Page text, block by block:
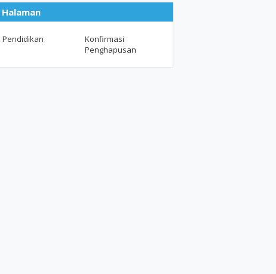
Halaman
Pendidikan
Konfirmasi
Penghapusan